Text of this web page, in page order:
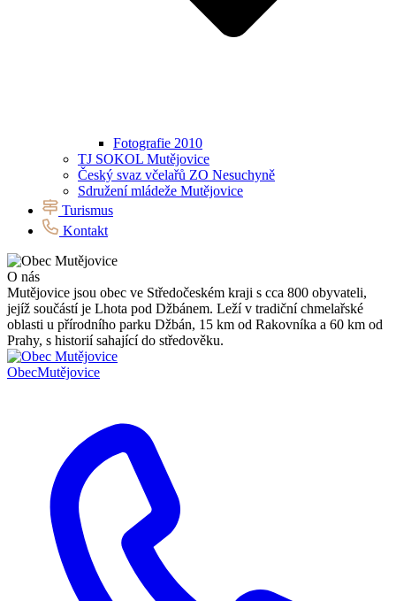
Fotografie 2010
TJ SOKOL Mutějovice
Český svaz včelařů ZO Nesuchyně
Sdružení mládeže Mutějovice
Turismus
Kontakt
O nás
Mutějovice jsou obec ve Středočeském kraji s cca 800 obyvateli,
jejíž součástí je Lhota pod Džbánem. Leží v tradiční chmelařské
oblasti u přírodního parku Džbán, 15 km od Rakovníka a 60 km od
Prahy, s historií sahající do středověku.
ObecMutějovice